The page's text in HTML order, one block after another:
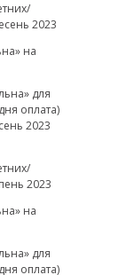
2023
на
для
оплата)
2023
2023
на
для
оплата)